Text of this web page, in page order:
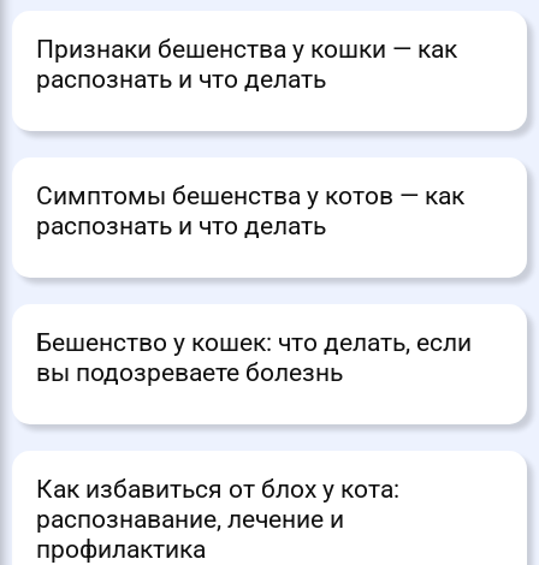
Признаки бешенства у кошки — как
распознать и что делать
Симптомы бешенства у котов — как
распознать и что делать
Бешенство у кошек: что делать, если
вы подозреваете болезнь
Как избавиться от блох у кота:
распознавание, лечение и
профилактика